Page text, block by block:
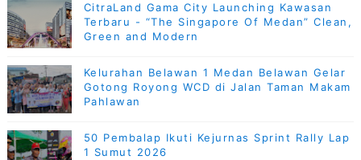
CitraLand Gama City Launching Kawasan
Terbaru - “The Singapore Of Medan” Clean,
Green and Modern
Kelurahan Belawan 1 Medan Belawan Gelar
Gotong Royong WCD di Jalan Taman Makam
Pahlawan
50 Pembalap Ikuti Kejurnas Sprint Rally Lap
1 Sumut 2026